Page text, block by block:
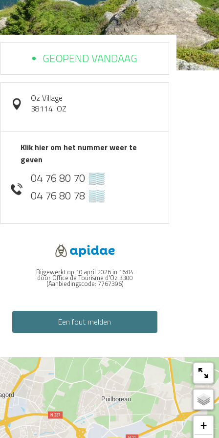
GEOPEND VANDAAG
Oz Village
38114 OZ
Klik hier om het nummer weer te
geven
04 76 80 70 ▒▒
04 76 80 78 ▒▒
Bijgewerkt op 10 april 2026 in 16:04
door Office de Tourisme d'Oz 3300
(Aanbiedingscode: 7767396)
Een fout melden
+